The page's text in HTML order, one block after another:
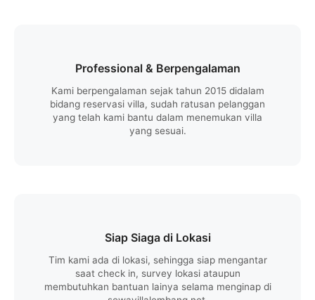
Professional & Berpengalaman
Kami berpengalaman sejak tahun 2015 didalam
bidang reservasi villa, sudah ratusan pelanggan
yang telah kami bantu dalam menemukan villa
yang sesuai.
Siap Siaga di Lokasi
Tim kami ada di lokasi, sehingga siap mengantar
saat check in, survey lokasi ataupun
membutuhkan bantuan lainya selama menginap di